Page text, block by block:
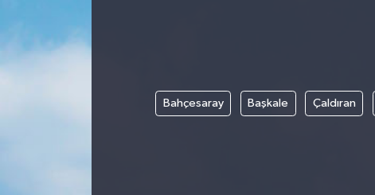
Bahçesaray Başkale Çaldıran
Yönetim Kurulu